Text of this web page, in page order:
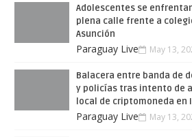
Adolescentes se
plena calle frente a
Asunción
Paraguay Live May 13,
Balacera entre banda de
y policías tras intento de
local de criptomoneda en
Paraguay Live May 13,